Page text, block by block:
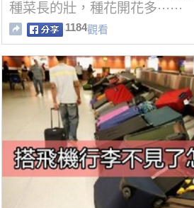
種菜長的壯，種花開花多······
1184觀看